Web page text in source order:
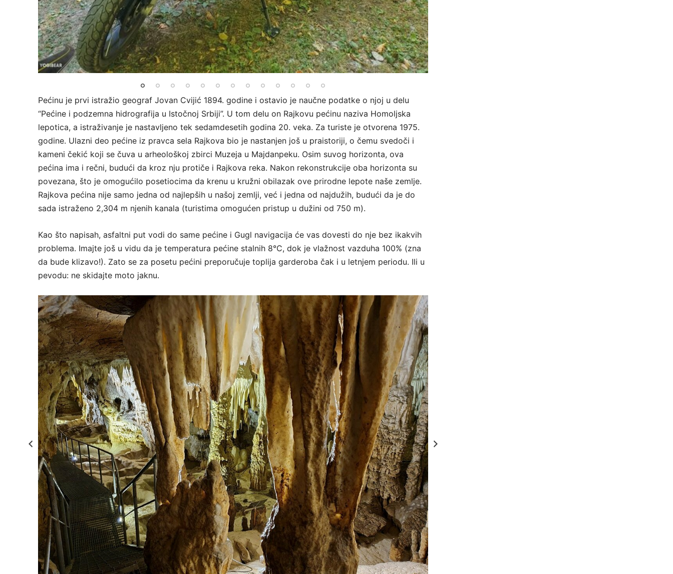
Pećinu je prvi istražio geograf Jovan Cvijić 1894. godine i ostavio je naučne podatke o njoj u delu
“Pećine i podzemna hidrografija u Istočnoj Srbiji”. U tom delu on Rajkovu pećinu naziva Homoljska
lepotica, a istraživanje je nastavljeno tek sedamdesetih godina 20. veka. Za turiste je otvorena 1975.
godine. Ulazni deo pećine iz pravca sela Rajkova bio je nastanjen još u praistoriji, o čemu svedoči i
kameni čekić koji se čuva u arheološkoj zbirci Muzeja u Majdanpeku. Osim suvog horizonta, ova
pećina ima i rečni, budući da kroz nju protiče i Rajkova reka. Nakon rekonstrukcije oba horizonta su
povezana, što je omogućilo posetiocima da krenu u kružni obilazak ove prirodne lepote naše zemlje.
Rajkova pećina nije samo jedna od najlepših u našoj zemlji, već i jedna od najdužih, budući da je do
sada istraženo 2,304 m njenih kanala (turistima omogućen pristup u dužini od 750 m).
Kao što napisah, asfaltni put vodi do same pećine i Gugl navigacija će vas dovesti do nje bez ikakvih
problema. Imajte još u vidu da je temperatura pećine stalnih 8°C, dok je vlažnost vazduha 100% (zna
da bude klizavo!). Zato se za posetu pećini preporučuje toplija garderoba čak i u letnjem periodu. Ili u
pevodu: ne skidajte moto jaknu.